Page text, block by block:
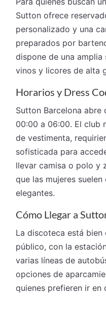
Sutton ofrece
personalizado y una
preparados por
dispone de una amplia
vinos y licores de alta
Horarios y Dress
Sutton Barcelona abre
00:00 a 06:00. El club
de vestimenta,
sofisticada para
llevar camisa o polo y
que las mujeres
elegantes.
Cómo Llegar a
La discoteca está
público, con la
varias líneas de
opciones de
quienes prefieren ir en